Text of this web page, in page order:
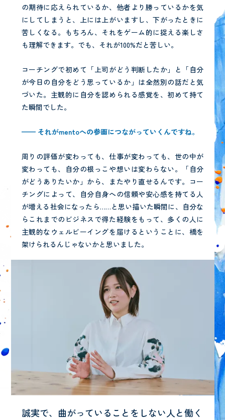
の期待に応えられているか、他者より勝っているかを気
にしてしまうと、上には上がいますし、下がったときに
苦しくなる。もちろん、それをゲーム的に捉える楽しさ
も理解できます。でも、それが100%だと苦しい。
コーチングで初めて「上司がどう判断したか」と「自分
が今日の自分をどう思っているか」は全然別の話だと気
づいた。主観的に自分を認められる感覚を、初めて持て
た瞬間でした。
—— それがmentoへの参画につながっていくんですね。
周りの評価が変わっても、仕事が変わっても、世の中が
変わっても、自分の根っこや想いは変わらない。「自分
がどうありたいか」から、またやり直せるんです。コー
チングによって、自分自身への信頼や安心感を持てる人
が増える社会になったら……と思い描いた瞬間に、自分な
らこれまでのビジネスで得た経験をもって、多くの人に
主観的なウェルビーイングを届けるということに、橋を
架けられるんじゃないかと思いました。
誠実で、曲がっていることを しない人と働く